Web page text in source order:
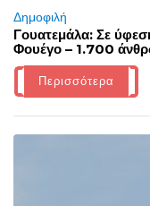
Δημοφιλή
Γουατεμάλα: Σε
Φουέγο – 1.700
Περισσότερα